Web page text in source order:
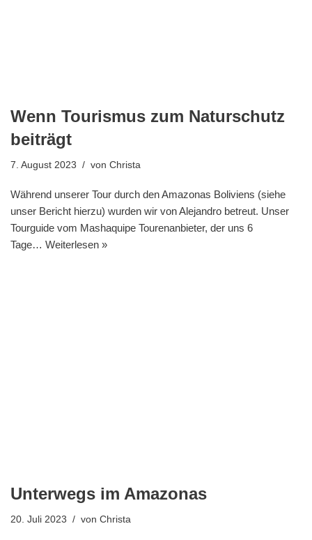
Wenn Tourismus zum Naturschutz
beiträgt
7. August 2023 von Christa
Während unserer Tour durch den Amazonas Boliviens (siehe
unser Bericht hierzu) wurden wir von Alejandro betreut. Unser
Tourguide vom Mashaquipe Tourenanbieter, der uns 6
Tage… Weiterlesen »
Unterwegs im Amazonas
20. Juli 2023 von Christa